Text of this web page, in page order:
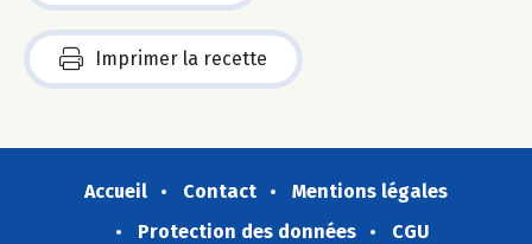
Imprimer la recette
Accueil Contact
Mentions légales
Protection des données
CGU